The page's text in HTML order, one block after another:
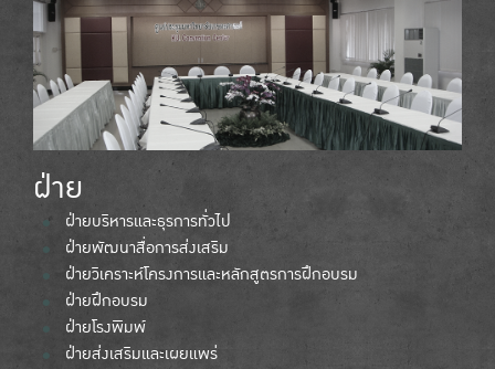
ฝ่าย
ฝ่ายบริหารและธุรการทั่วไป
ฝ่ายพัฒนาสื่อการส่งเสริม
ฝ่ายวิเคราะห์โครงการและหลักสูตรการฝึกอบรม
ฝ่ายฝึกอบรม
ฝ่ายโรงพิมพ์
ฝ่ายส่งเสริมและเผยแพร่